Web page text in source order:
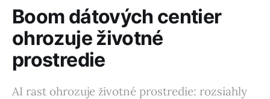
Boom dátových centier
ohrozuje životné
prostredie
AI rast ohrozuje životné prostredie: rozsiahly